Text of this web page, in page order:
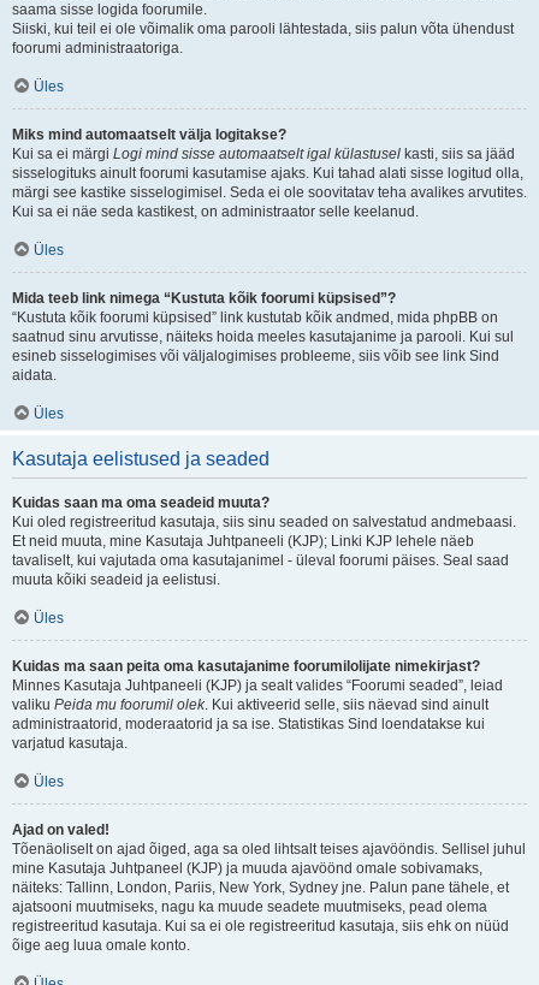
saama sisse logida foorumile.
Siiski, kui teil ei ole võimalik oma parooli lähtestada, siis palun võta ühendust
foorumi administraatoriga.
Üles
Miks mind automaatselt välja logitakse?
Kui sa ei märgi Logi mind sisse automaatselt igal külastusel kasti, siis sa jääd
sisselogituks ainult foorumi kasutamise ajaks. Kui tahad alati sisse logitud olla,
märgi see kastike sisselogimisel. Seda ei ole soovitatav teha avalikes arvutites.
Kui sa ei näe seda kastikest, on administraator selle keelanud.
Üles
Mida teeb link nimega “Kustuta kõik foorumi küpsised”?
“Kustuta kõik foorumi küpsised” link kustutab kõik andmed, mida phpBB on
saatnud sinu arvutisse, näiteks hoida meeles kasutajanime ja parooli. Kui sul
esineb sisselogimises või väljalogimises probleeme, siis võib see link Sind
aidata.
Üles
Kasutaja eelistused ja seaded
Kuidas saan ma oma seadeid muuta?
Kui oled registreeritud kasutaja, siis sinu seaded on salvestatud andmebaasi.
Et neid muuta, mine Kasutaja Juhtpaneeli (KJP); Linki KJP lehele näeb
tavaliselt, kui vajutada oma kasutajanimel - üleval foorumi päises. Seal saad
muuta kõiki seadeid ja eelistusi.
Üles
Kuidas ma saan peita oma kasutajanime foorumilolijate nimekirjast?
Minnes Kasutaja Juhtpaneeli (KJP) ja sealt valides “Foorumi seaded”, leiad
valiku Peida mu foorumil olek. Kui aktiveerid selle, siis näevad sind ainult
administraatorid, moderaatorid ja sa ise. Statistikas Sind loendatakse kui
varjatud kasutaja.
Üles
Ajad on valed!
Tõenäoliselt on ajad õiged, aga sa oled lihtsalt teises ajavööndis. Sellisel juhul
mine Kasutaja Juhtpaneel (KJP) ja muuda ajavöönd omale sobivamaks,
näiteks: Tallinn, London, Pariis, New York, Sydney jne. Palun pane tähele, et
ajatsooni muutmiseks, nagu ka muude seadete muutmiseks, pead olema
registreeritud kasutaja. Kui sa ei ole registreeritud kasutaja, siis ehk on nüüd
õige aeg luua omale konto.